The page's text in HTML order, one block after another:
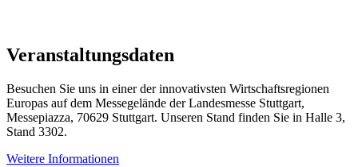
Veranstaltungsdaten
Besuchen Sie uns in einer der innovativsten Wirtschaftsregionen
Europas auf dem Messegelände der Landesmesse Stuttgart,
Messepiazza, 70629 Stuttgart. Unseren Stand finden Sie in Halle 3,
Stand 3302.
Weitere Informationen